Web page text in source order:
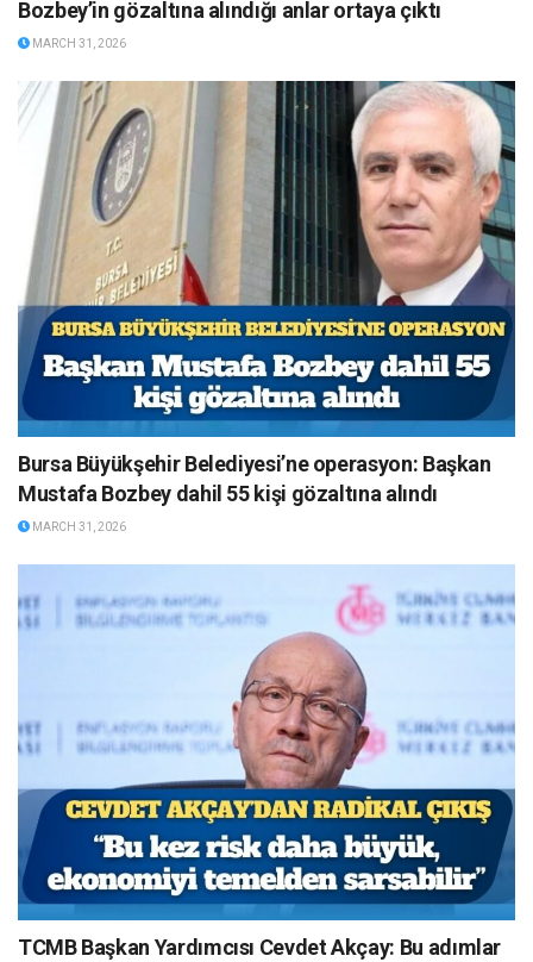
Bozbey’in gözaltına alındığı anlar ortaya çıktı
MARCH 31, 2026
Bursa Büyükşehir Belediyesi’ne operasyon: Başkan
Mustafa Bozbey dahil 55 kişi gözaltına alındı
MARCH 31, 2026
TCMB Başkan Yardımcısı Cevdet Akçay: Bu adımlar